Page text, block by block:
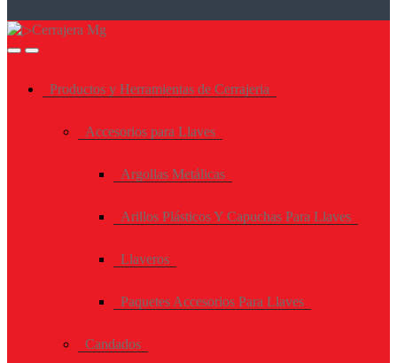
Productos y Herramientas de Cerrajeria
Accesorios para Llaves
Argollas Metálicas
Arillos Plásticos Y Capuchas Para Llaves
Llaveros
Paquetes Accesorios Para Llaves
Candados